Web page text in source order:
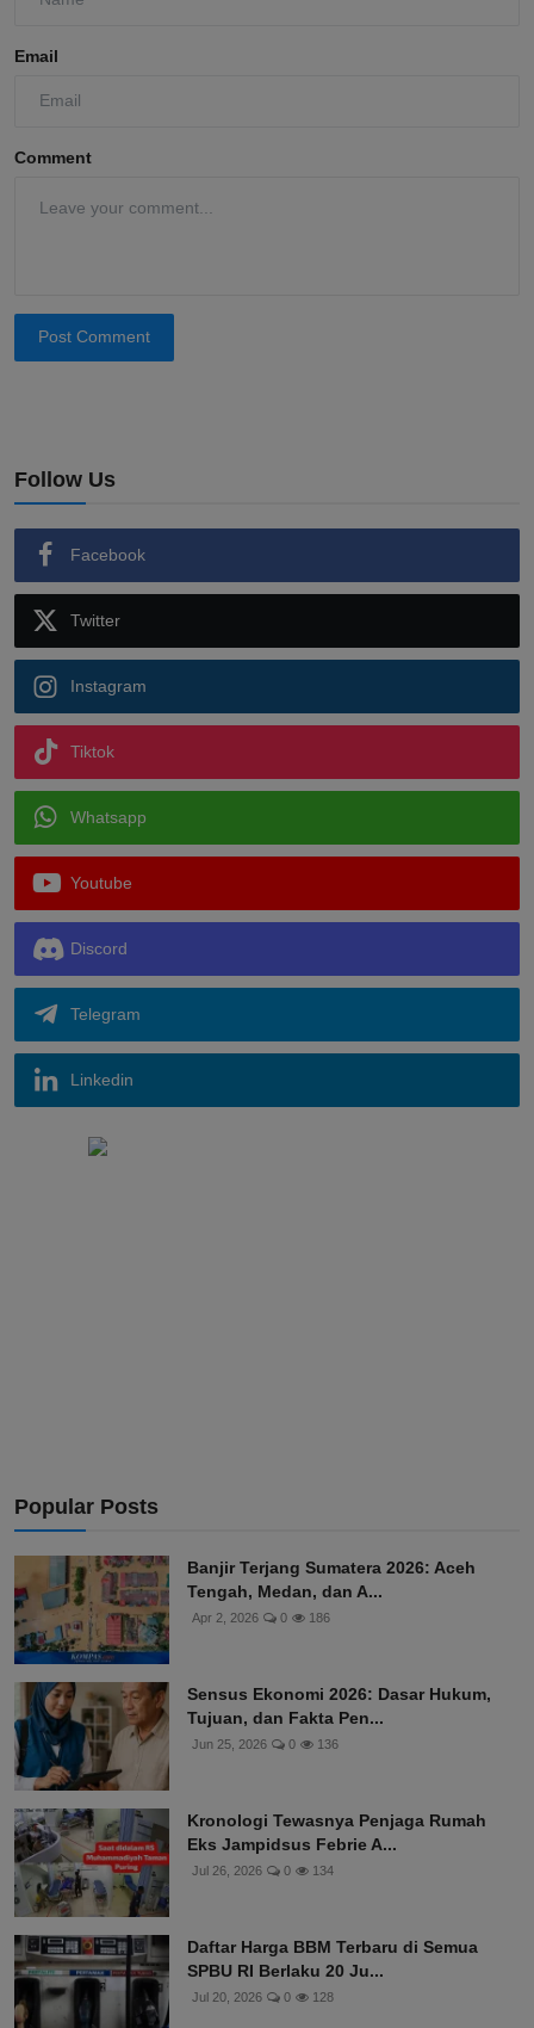
Email
Comment
Post Comment
Follow Us
Facebook
Twitter
Instagram
Tiktok
Whatsapp
Youtube
Discord
Telegram
Linkedin
Popular Posts
Banjir Terjang Sumatera 2026: Aceh
Tengah, Medan, dan A...
Apr 2, 2026 0 186
Sensus Ekonomi 2026: Dasar Hukum,
Tujuan, dan Fakta Pen...
Jun 25, 2026 0 136
Kronologi Tewasnya Penjaga Rumah
Eks Jampidsus Febrie A...
Jul 26, 2026 0 134
Daftar Harga BBM Terbaru di Semua
SPBU RI Berlaku 20 Ju...
Jul 20, 2026 0 128